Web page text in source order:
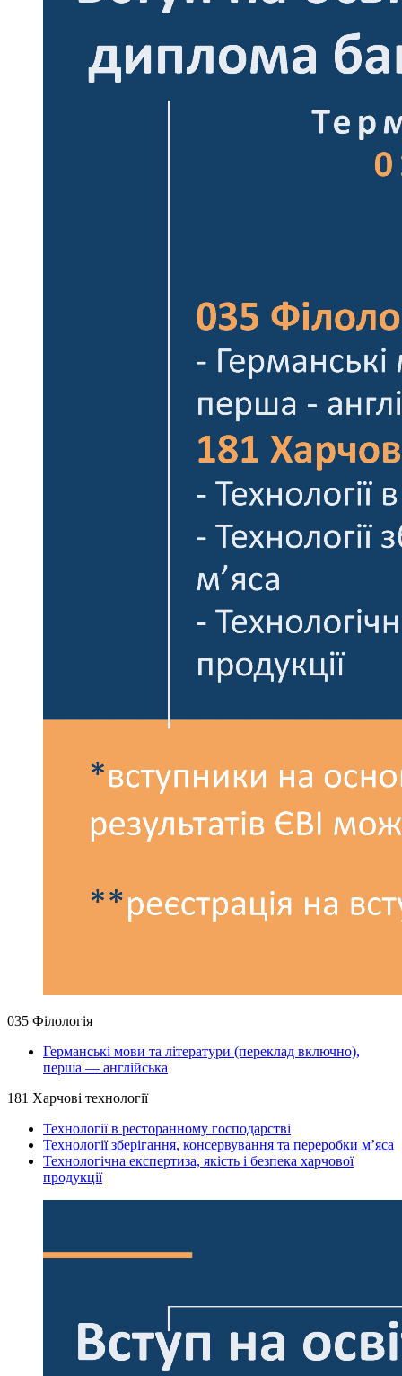
035 Філологія
Германські мови та літератури (переклад включно),
перша — англійська
181 Харчові технології
Технології в ресторанному господарстві
Технології зберігання, консервування та переробки м’яса
Технологічна експертиза, якість і безпека харчової
продукції